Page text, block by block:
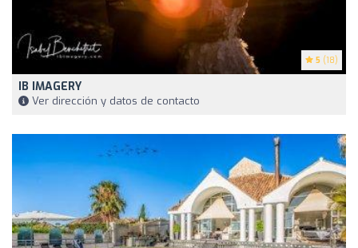
5 (18)
IB IMAGERY
Ver dirección y datos de contacto